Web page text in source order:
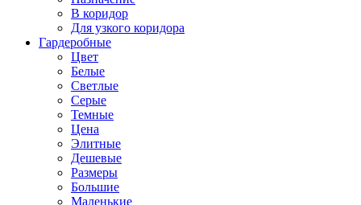
В коридор
Для узкого коридора
Гардеробные
Цвет
Белые
Светлые
Серые
Темные
Цена
Элитные
Дешевые
Размеры
Большие
Маленькие